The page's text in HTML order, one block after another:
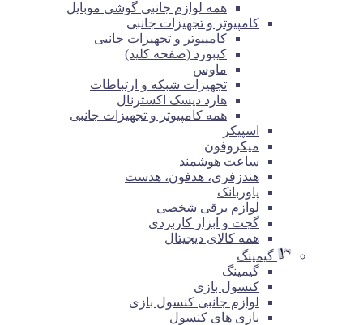
همه لوازم جانبی گوشی موبایل
کامپیوتر و تجهیزات جانبی
کامپیوتر و تجهیزات جانبی
کیبورد (صفحه کلید)
ماوس
تجهیزات شبکه و ارتباطات
هارد دیسک اکسترنال
همه کامپیوتر و تجهیزات جانبی
اسپیکر
میکروفون
ساعت هوشمند
هندزفری، هدفون، هدست
پاوربانک
لوازم برقی شخصی
گجت و ابزار کاربردی
همه کالای دیجیتال
گیمینگ
گیمینگ
کنسول بازی
لوازم جانبی کنسول بازی
بازی های کنسول